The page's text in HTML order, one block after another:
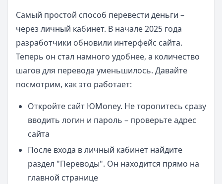
Самый простой способ перевести деньги –
через личный кабинет. В начале 2025 года
разработчики обновили интерфейс сайта.
Теперь он стал намного удобнее, а количество
шагов для перевода уменьшилось. Давайте
посмотрим, как это работает:
Откройте сайт ЮMoney. Не торопитесь сразу
вводить логин и пароль – проверьте адрес
сайта
После входа в личный кабинет найдите
раздел "Переводы". Он находится прямо на
главной странице